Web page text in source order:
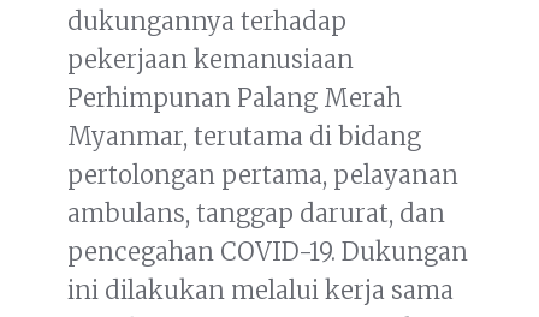
dukungannya terhadap
pekerjaan kemanusiaan
Perhimpunan Palang Merah
Myanmar, terutama di bidang
pertolongan pertama, pelayanan
ambulans, tanggap darurat, dan
pencegahan COVID-19. Dukungan
ini dilakukan melalui kerja sama